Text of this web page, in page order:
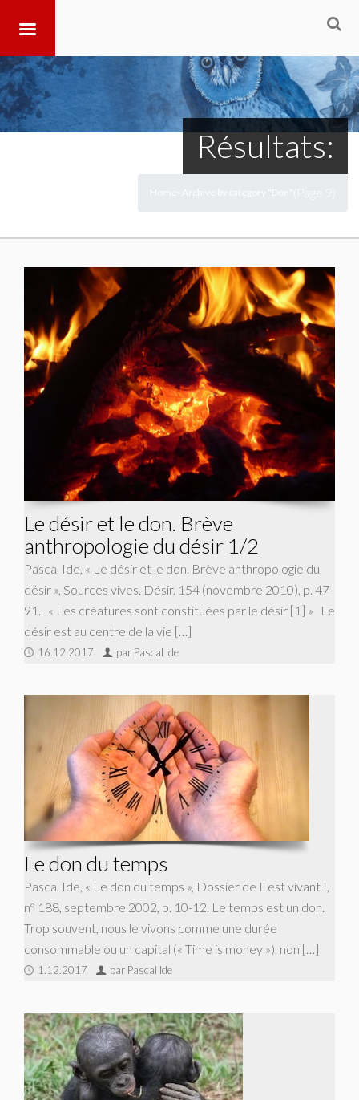
Résultats:
Le désir et le don. Brève
anthropologie du désir 1/2
Pascal Ide, « Le désir et le don. Brève anthropologie du
désir », Sources vives. Désir, 154 (novembre 2010), p. 47-
91. « Les créatures sont constituées par le désir [1] » Le
désir est au centre de la vie […]
16.12.2017 par Pascal Ide
Le don du temps
Pascal Ide, « Le don du temps », Dossier de Il est vivant !,
n° 188, septembre 2002, p. 10-12. Le temps est un don.
Trop souvent, nous le vivons comme une durée
consommable ou un capital (« Time is money »), non […]
1.12.2017 par Pascal Ide